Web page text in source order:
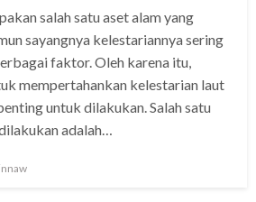
salah satu aset alam yang
sayangnya kelestariannya sering
faktor. Oleh karena itu,
mempertahankan kelestarian laut
untuk dilakukan. Salah satu
adalah…